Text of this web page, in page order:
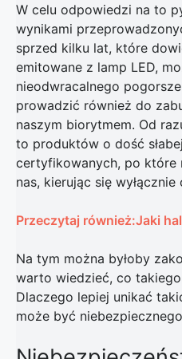
W celu odpowiedzi na to
wynikami
sprzed kilku lat, które
emitowane z lamp LED,
nieodwracalnego
prowadzić również do
naszym biorytmem. Od
to produktów o dość
certyfikowanych, po które
nas, kierując się
Przeczytaj również:Jaki
Na tym można byłoby
warto wiedzieć, co
Dlaczego lepiej unikać
może być